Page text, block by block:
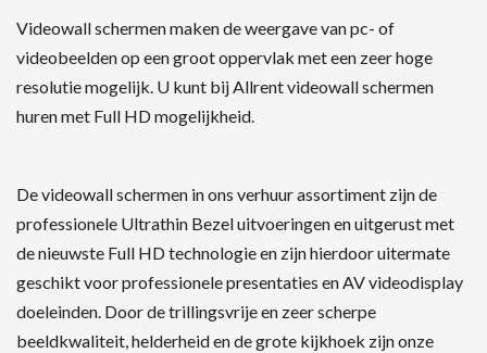
Videowall schermen maken de weergave van pc- of
videobeelden op een groot oppervlak met een zeer hoge
resolutie mogelijk. U kunt bij Allrent videowall schermen
huren met Full HD mogelijkheid.
De videowall schermen in ons verhuur assortiment zijn de
professionele Ultrathin Bezel uitvoeringen en uitgerust met
de nieuwste Full HD technologie en zijn hierdoor uitermate
geschikt voor professionele presentaties en AV videodisplay
doeleinden. Door de trillingsvrije en zeer scherpe
beeldkwaliteit, helderheid en de grote kijkhoek zijn onze